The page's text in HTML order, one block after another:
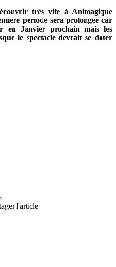
très vite à Animagique
période sera prolongée car
en Janvier prochain mais les
le spectacle devrait se doter
l'article